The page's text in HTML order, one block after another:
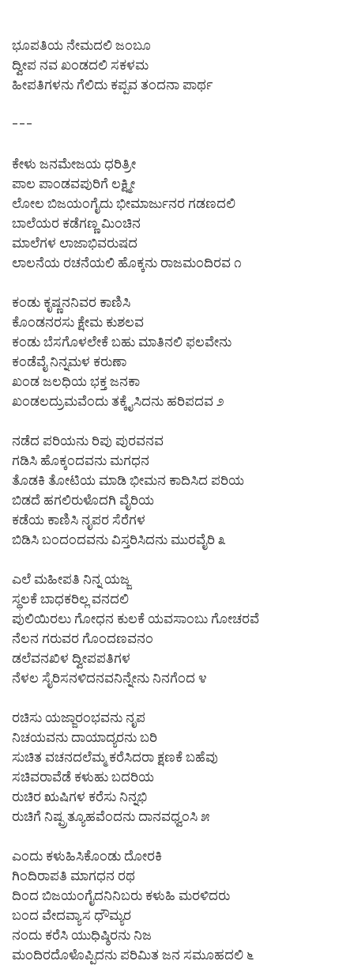
ಭೂಪತಿಯ ನೇಮದಲಿ ಜಂಬೂ
ದ್ವೀಪ ನವ ಖಂಡದಲಿ ಸಕಳಮ
ಹೀಪತಿಗಳನು ಗೆಲಿದು ಕಪ್ಪವ ತಂದನಾ ಪಾರ್ಥ
---
ಕೇಳು ಜನಮೇಜಯ ಧರಿತ್ರೀ
ಪಾಲ ಪಾಂಡವಪುರಿಗೆ ಲಕ್ಷ್ಮೀ
ಲೋಲ ಬಿಜಯಂಗೈದು ಭೀಮಾರ್ಜುನರ ಗಡಣದಲಿ
ಬಾಲೆಯರ ಕಡೆಗಣ್ಣ ಮಿಂಚಿನ
ಮಾಲೆಗಳ ಲಾಜಾಭಿವರುಷದ
ಲಾಲನೆಯ ರಚನೆಯಲಿ ಹೊಕ್ಕನು ರಾಜಮಂದಿರವ ೧
ಕಂಡು ಕೃಷ್ಣನನಿವರ ಕಾಣಿಸಿ
ಕೊಂಡನರಸು ಕ್ಷೇಮ ಕುಶಲವ
ಕಂಡು ಬೆಸಗೊಳಲೇಕೆ ಬಹು ಮಾತಿನಲಿ ಫಲವೇನು
ಕಂಡೆವೈ ನಿನ್ನಮಳ ಕರುಣಾ
ಖಂಡ ಜಲಧಿಯ ಭಕ್ತ ಜನಕಾ
ಖಂಡಲದ್ರುಮವೆಂದು ತಕ್ಕೈಸಿದನು ಹರಿಪದವ ೨
ನಡೆದ ಪರಿಯನು ರಿಪು ಪುರವನವ
ಗಡಿಸಿ ಹೊಕ್ಕಂದವನು ಮಗಧನ
ತೊಡಕಿ ತೋಟಿಯ ಮಾಡಿ ಭೀಮನ ಕಾದಿಸಿದ ಪರಿಯ
ಬಿಡದೆ ಹಗಲಿರುಳೊದಗಿ ವೈರಿಯ
ಕಡೆಯ ಕಾಣಿಸಿ ನೃಪರ ಸೆರೆಗಳ
ಬಿಡಿಸಿ ಬಂದಂದವನು ವಿಸ್ತರಿಸಿದನು ಮುರವೈರಿ ೩
ಎಲೆ ಮಹೀಪತಿ ನಿನ್ನ ಯಜ್ಜ
ಸ್ಥಲಕೆ ಬಾಧಕರಿಲ್ಲ ವನದಲಿ
ಪುಲಿಯಿರಲು ಗೋಧನ ಕುಲಕೆ ಯವಸಾಂಬು ಗೋಚರವೆ
ನೆಲನ ಗರುವರ ಗೊಂದಣವನಂ
ಡಲೆವನಖಿಳ ದ್ವೀಪಪತಿಗಳ
ನೆಳಲ ಸೈರಿಸನಳಿದನವನಿನ್ನೇನು ನಿನಗೆಂದ ೪
ರಚಿಸು ಯಜ್ಜಾರಂಭವನು ನೃಪ
ನಿಚಯವನು ದಾಯಾದ್ಯರನು ಬರಿ
ಸುಚಿತ ವಚನದಲೆಮ್ಮ ಕರೆಸಿದರಾ ಕ್ಷಣಕೆ ಬಹೆವು
ಸಚಿವರಾವೆಡೆ ಕಳುಹು ಬದರಿಯ
ರುಚಿರ ಋಷಿಗಳ ಕರೆಸು ನಿನ್ನಭಿ
ರುಚಿಗೆ ನಿಷ್ಪ್ರತ್ಯೂಹವೆಂದನು ದಾನವಧ್ವಂಸಿ ೫
ಎಂದು ಕಳುಹಿಸಿಕೊಂಡು ದೋರಕಿ
ಗಿಂದಿರಾಪತಿ ಮಾಗಧನ ರಥ
ದಿಂದ ಬಿಜಯಂಗೈದನಿನಿಬರು ಕಳುಹಿ ಮರಳಿದರು
ಬಂದ ವೇದವ್ಯಾಸ ಧೌಮ್ಯರ
ನಂದು ಕರೆಸಿ ಯುಧಿಷ್ಠಿರನು ನಿಜ
ಮಂದಿರದೊಳೊಪ್ಪಿದನು ಪರಿಮಿತ ಜನ ಸಮೂಹದಲಿ ೬